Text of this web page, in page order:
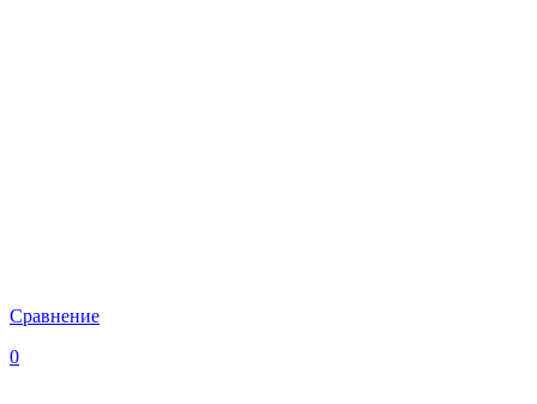
Сравнение
0